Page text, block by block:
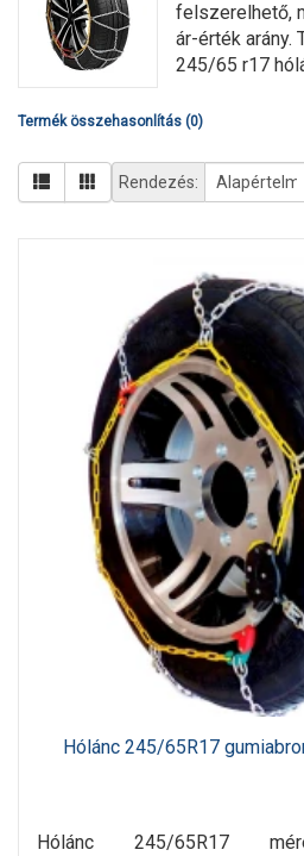
felszerelhető,
ár-érték arány.
245/65 r17
Termék összehasonlítás (0)
Rendezés:
Hólánc 245/65R17
Hólánc 245/65R17